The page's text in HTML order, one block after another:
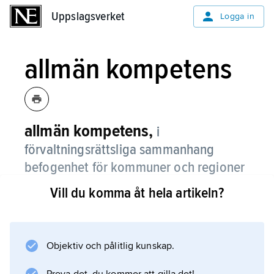
Uppslagsverket Logga in
allmän kompetens
allmän kompetens, i
förvaltningsrättsliga sammanhang
befogenhet för kommuner och regioner
att själva vårda sina angelägenheter.
kommunalförordningar och en hörnpelare för
Vill du komma åt hela artikeln?
Objektiv och pålitlig kunskap.